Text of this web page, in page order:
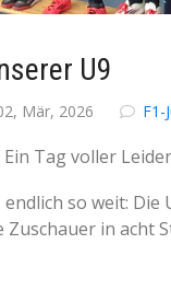
U9
Mär, 2026 F1-
Ein Tag voller
endlich so weit:
Zuschauer in acht